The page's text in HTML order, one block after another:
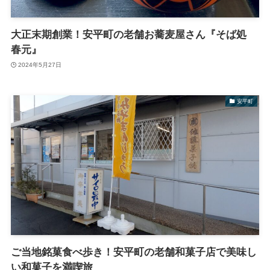
大正末期創業！安平町の老舗お蕎麦屋さん『そば処
春元』
2024年5月27日
安平町
ご当地銘菓食べ歩き！安平町の老舗和菓子店で美味し
い和菓子を満喫旅